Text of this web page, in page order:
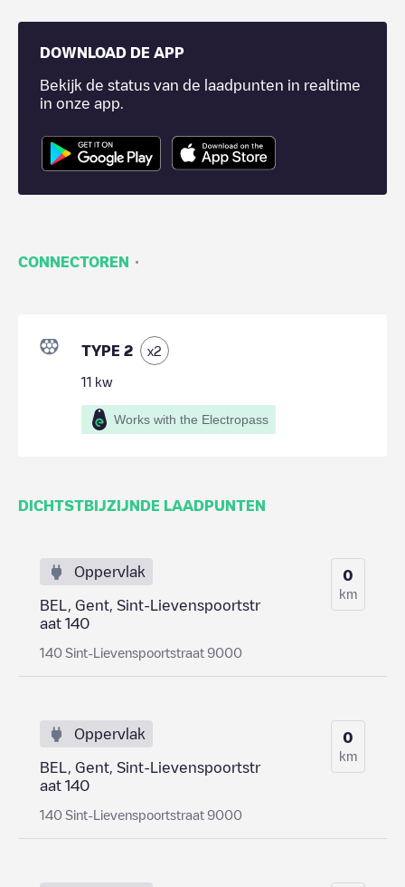
DOWNLOAD DE APP
Bekijk de status van de laadpunten in realtime
in onze app.
CONNECTOREN ·
TYPE 2 x2
11 kw
Works with the Electropass
DICHTSTBIJZIJNDE LAADPUNTEN
Oppervlak
BEL, Gent, Sint-Lievenspoortstr
aat 140
140 Sint-Lievenspoortstraat 9000
0
km
Oppervlak
BEL, Gent, Sint-Lievenspoortstr
aat 140
140 Sint-Lievenspoortstraat 9000
0
km